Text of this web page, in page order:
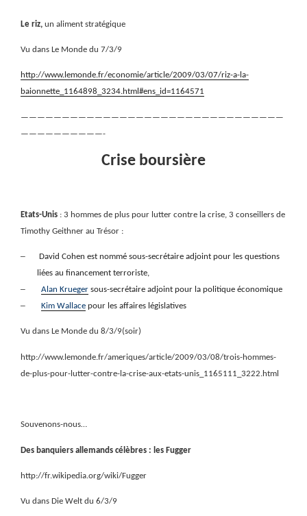
Le riz, un aliment stratégique
Vu dans Le Monde du 7/3/9
http://www.lemonde.fr/economie/article/2009/03/07/riz-a-la-
baionnette_1164898_3234.html#ens_id=1164571
————————————————————————————————
——————————-
Crise boursière
Etats-Unis : 3 hommes de plus pour lutter contre la crise, 3 conseillers de
Timothy Geithner au Trésor :
–
David Cohen est nommé sous-secrétaire adjoint pour les questions
liées au financement terroriste,
– Alan Krueger sous-secrétaire adjoint pour la politique économique
– Kim Wallace pour les affaires législatives
Vu dans Le Monde du 8/3/9(soir)
http://www.lemonde.fr/ameriques/article/2009/03/08/trois-hommes-
de-plus-pour-lutter-contre-la-crise-aux-etats-unis_1165111_3222.html
Souvenons-nous…
Des banquiers allemands célèbres : les Fugger
http://fr.wikipedia.org/wiki/Fugger
Vu dans Die Welt du 6/3/9